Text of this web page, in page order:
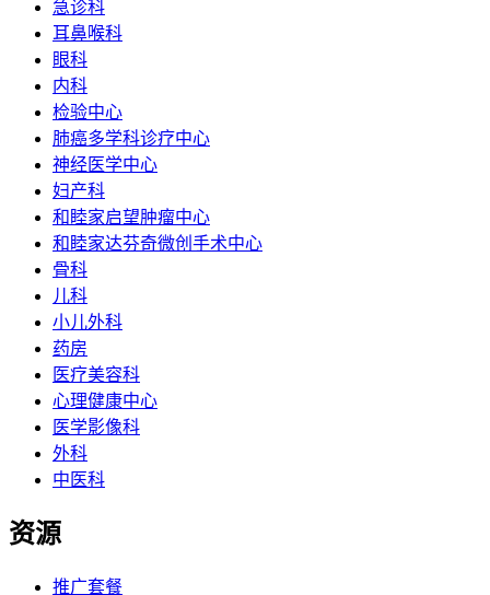
急诊科
耳鼻喉科
眼科
内科
检验中心
肺癌多学科诊疗中心
神经医学中心
妇产科
和睦家启望肿瘤中心
和睦家达芬奇微创手术中心
骨科
儿科
小儿外科
药房
医疗美容科
心理健康中心
医学影像科
外科
中医科
资源
推广套餐